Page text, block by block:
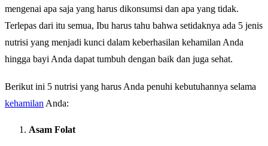
mengenai apa saja yang harus dikonsumsi dan apa yang tidak.
Terlepas dari itu semua, Ibu harus tahu bahwa setidaknya ada 5 jenis
nutrisi yang menjadi kunci dalam keberhasilan kehamilan Anda
hingga bayi Anda dapat tumbuh dengan baik dan juga sehat.
Berikut ini 5 nutrisi yang harus Anda penuhi kebutuhannya selama
kehamilan Anda:
Asam Folat